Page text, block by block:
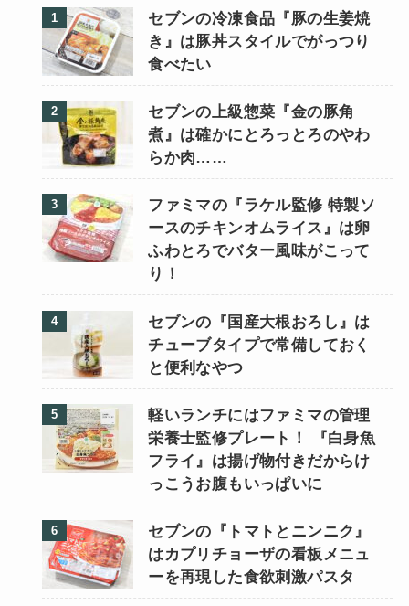
セブンの冷凍食品『豚の生姜焼
き』は豚丼スタイルでがっつり
食べたい
セブンの上級惣菜『金の豚角
煮』は確かにとろっとろのやわ
らか肉……
ファミマの『ラケル監修 特製ソ
ースのチキンオムライス』は卵
ふわとろでバター風味がこって
り！
セブンの『国産大根おろし』は
チューブタイプで常備しておく
と便利なやつ
軽いランチにはファミマの管理
栄養士監修プレート！ 『白身魚
フライ』は揚げ物付きだからけ
っこうお腹もいっぱいに
セブンの『トマトとニンニク』
はカプリチョーザの看板メニュ
ーを再現した食欲刺激パスタ